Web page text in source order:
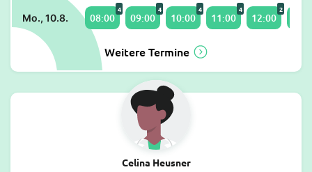
Mo., 10.8. 08:00
4
09:00
4
10:00
4
11:00
4
12:00
2
Weitere Termine
Celina Heusner